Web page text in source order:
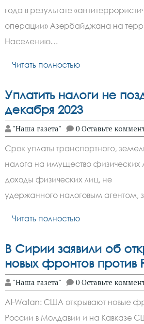
года в результате
операции» Азербайджана на
Населению…
Читать полностью
Уплатить налоги не
декабря 2023
"Наша газета" 0 Оставьте
Срок уплаты транспортного,
налога на имущество физических
доходы физических лиц, не
удержанного налоговым агентом,
Читать полностью
В Сирии заявили об
новых фронтов против
"Наша газета" 0 Оставьте
Al-Watan: США открывают новые
России в Молдавии и на Кавказе